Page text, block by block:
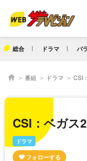
総合 ドラマ バ
番組 ドラマ CSI
CSI：ベガス
ドラマ